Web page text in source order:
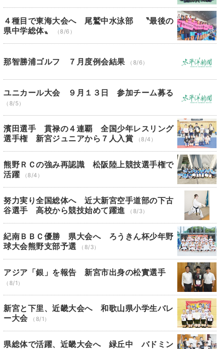
４種目で東海大会へ 尾鷲中水泳部 〝最後の
県中学総体〟
（8/6）
那智勝浦ゴルフ ７月度例会結果 （8/6）
ユニカール大会 ９月１３日 参加チーム募る
（8/5）
濱田選手 貫禄の４連覇 全国少年レスリング
選手権 新宮ジュニアから７人入賞
（8/4）
熊野ＲＣの強み再認識 松阪陸上競技選手権で
活躍
（8/4）
努力実り全国総体へ 近大新宮空手道部の下古
谷選手 高校から競技始めて躍進
（8/3）
紀南ＢＢＣ優勝 県大会へ ろうきん杯少年野
球大会熊野支部予選
（8/3）
アジア「銀」を報告 新宮市出身の松實選手
（8/1）
新宮と下里、近畿大会へ 和歌山県小学生バレ
ー大会
（8/1）
県総体で活躍、近畿大会へ 緑丘中 バドミン